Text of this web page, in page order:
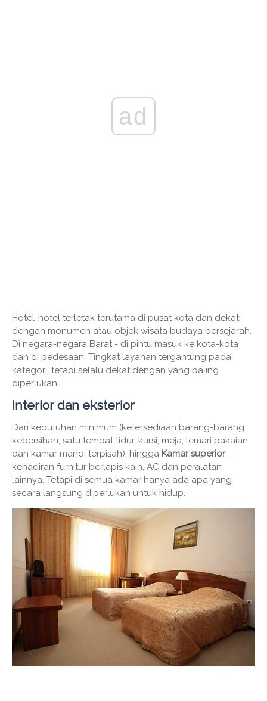
ad
Hotel-hotel terletak terutama di pusat kota dan dekat
dengan monumen atau objek wisata budaya bersejarah.
Di negara-negara Barat - di pintu masuk ke kota-kota
dan di pedesaan. Tingkat layanan tergantung pada
kategori, tetapi selalu dekat dengan yang paling
diperlukan.
Interior dan eksterior
Dari kebutuhan minimum (ketersediaan barang-barang
kebersihan, satu tempat tidur, kursi, meja, lemari pakaian
dan kamar mandi terpisah), hingga Kamar superior-
kehadiran furnitur berlapis kain, AC dan peralatan
lainnya. Tetapi di semua kamar hanya ada apa yang
secara langsung diperlukan untuk hidup.